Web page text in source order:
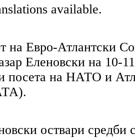
available.
на Евро-Атлантски
Еленовски на 10-
посета на НАТО и
оствари средби